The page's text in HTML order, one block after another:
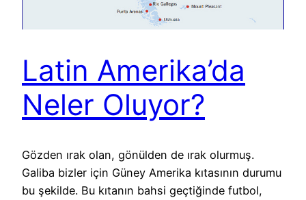
Latin Amerika’da
Neler Oluyor?
Gözden ırak olan, gönülden de ırak olurmuş.
Galiba bizler için Güney Amerika kıtasının durumu
bu şekilde. Bu kıtanın bahsi geçtiğinde futbol,